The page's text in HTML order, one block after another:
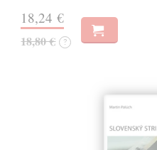
18,24 €
18,80 € ?